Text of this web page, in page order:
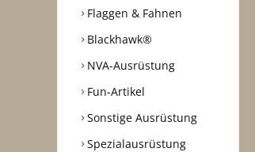
Flaggen & Fahnen
Blackhawk®
NVA-Ausrüstung
Fun-Artikel
Sonstige Ausrüstung
Spezialausrüstung